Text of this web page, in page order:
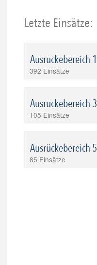
Letzte Einsätze:
Ausrückebereich 1
392 Einsätze
Ausrückebereich 3
105 Einsätze
Ausrückebereich 5
85 Einsätze